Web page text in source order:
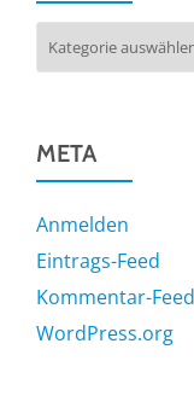
Termine
META
Anmelden
Eintrags-Feed
Kommentar-Feed
WordPress.org